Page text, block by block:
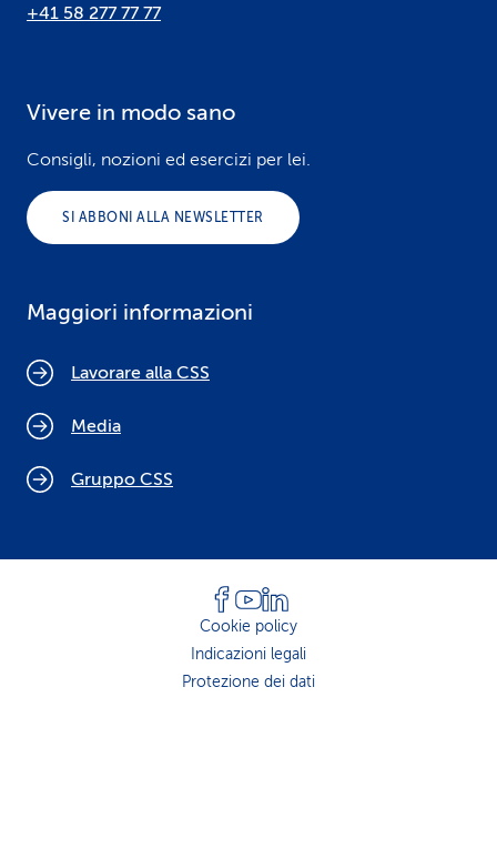
+41 58 277 77 77
Vivere in modo sano
Consigli, nozioni ed esercizi per lei.
SI ABBONI ALLA NEWSLETTER
Maggiori informazioni
Lavorare alla CSS
Media
Gruppo CSS
Cookie policy
Indicazioni legali
Protezione dei dati